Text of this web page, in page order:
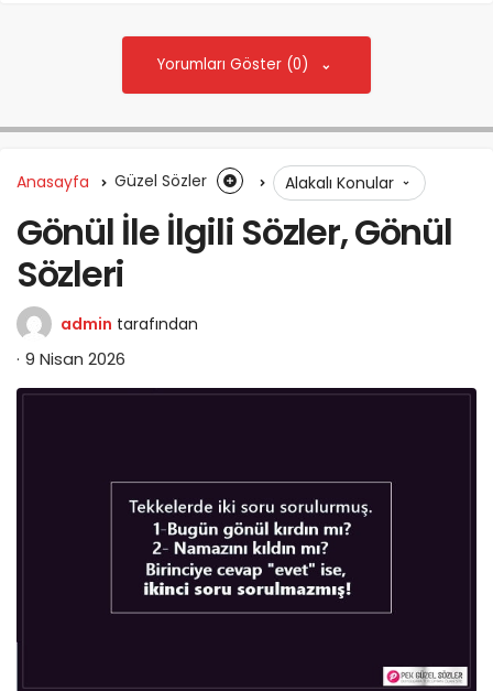
Yorumları Göster (0)
Anasayfa Güzel Sözler Alakalı Konular
Gönül İle İlgili Sözler, Gönül
Sözleri
admin tarafından
9 Nisan 2026